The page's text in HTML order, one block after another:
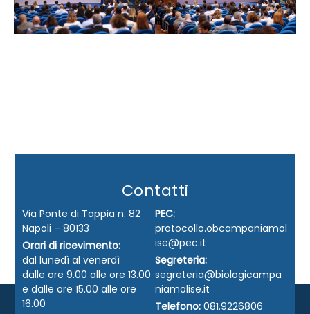
Contatti
Via Ponte di Tappia n. 82
Napoli – 80133
Orari di ricevimento:
dal lunedì al venerdì
dalle ore 9.00 alle ore 13.00
e dalle ore 15.00 alle ore
16.00
PEC:
protocollo.obcampaniamol
ise@pec.it
Segreteria:
segreteria@biologicampa
niamolise.it
Telefono: 081.9226806